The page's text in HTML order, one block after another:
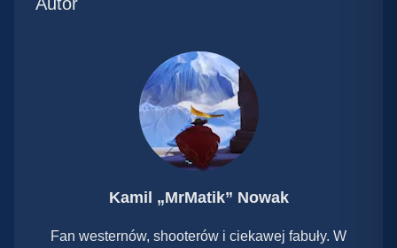
Kamil „MrMatik” Nowak
Fan westernów, shooterów i ciekawej fabuły. W